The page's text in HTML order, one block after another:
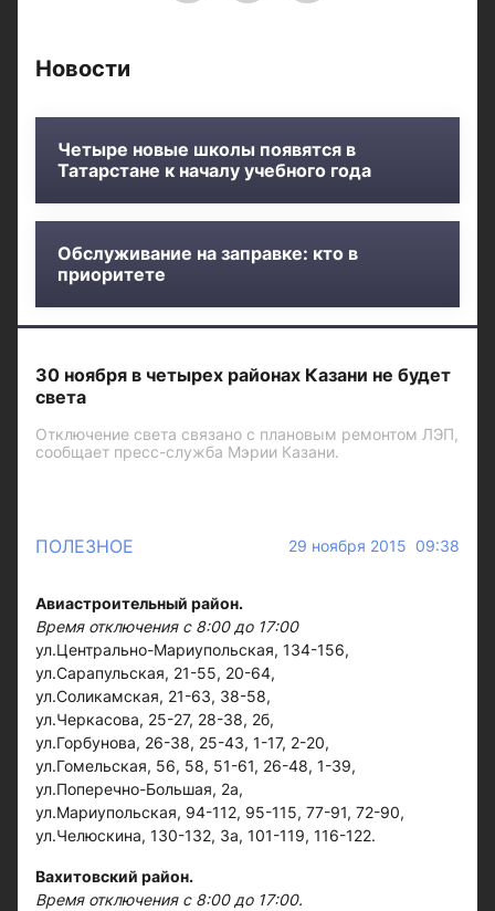
Новости
Четыре новые школы появятся в
Татарстане к началу учебного года
Обслуживание на заправке: кто в
приоритете
30 ноября в четырех районах Казани не будет
света
Отключение света связано с плановым ремонтом ЛЭП,
сообщает пресс-служба Мэрии Казани.
ПОЛЕЗНОЕ 29 ноября 2015 09:38
Авиастроительный район.
Время отключения с 8:00 до 17:00
ул.Центрально-Мариупольская, 134-156,
ул.Сарапульская, 21-55, 20-64,
ул.Соликамская, 21-63, 38-58,
ул.Черкасова, 25-27, 28-38, 2б,
ул.Горбунова, 26-38, 25-43, 1-17, 2-20,
ул.Гомельская, 56, 58, 51-61, 26-48, 1-39,
ул.Поперечно-Большая, 2а,
ул.Мариупольская, 94-112, 95-115, 77-91, 72-90,
ул.Челюскина, 130-132, 3а, 101-119, 116-122.
Вахитовский район.
Время отключения с 8:00 до 17:00.